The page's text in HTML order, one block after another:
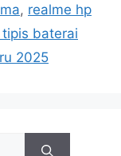
, realme hp
baterai
2025